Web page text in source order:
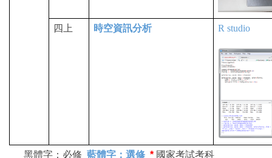
四上 時空資訊分析 R studio
黑體字：必修 藍體字：選修 * 國家考試考科